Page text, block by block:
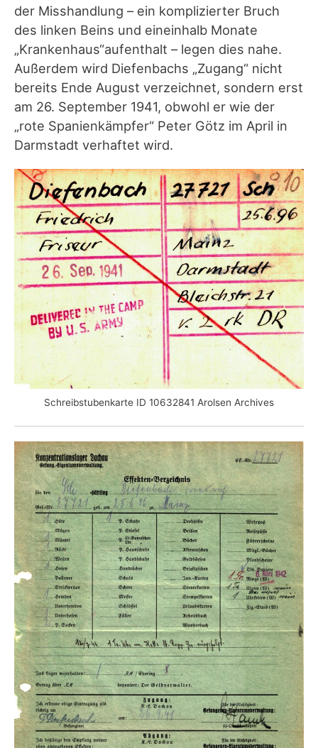
der Misshandlung – ein komplizierter Bruch
des linken Beins und eineinhalb Monate
„Krankenhaus“aufenthalt – legen dies nahe.
Außerdem wird Diefenbachs „Zugang“ nicht
bereits Ende August verzeichnet, sondern erst
am 26. September 1941, obwohl er wie der
„rote Spanienkämpfer“ Peter Götz im April in
Darmstadt verhaftet wird.
Schreibstubenkarte ID 10632841 Arolsen Archives